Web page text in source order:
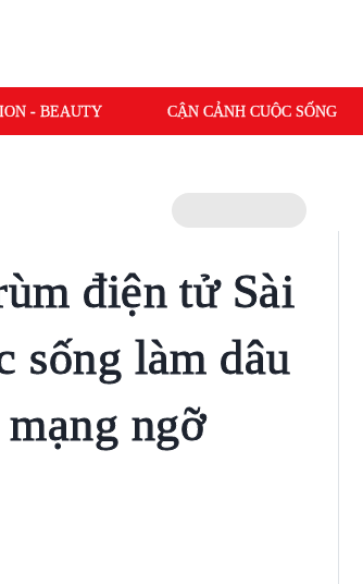
- BEAUTY CẬN CẢNH CUỘC SỐNG
điện tử Sài
sống làm dâu
ngỡ